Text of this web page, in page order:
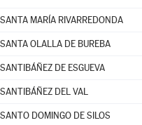
SANTA MARÍA RIVARREDONDA
SANTA OLALLA DE BUREBA
SANTIBÁÑEZ DE ESGUEVA
SANTIBÁÑEZ DEL VAL
SANTO DOMINGO DE SILOS